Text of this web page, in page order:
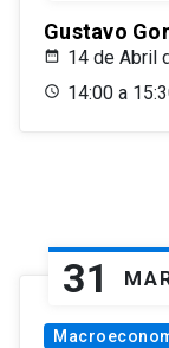
Gustavo
14 de Abril
14:00 a
31